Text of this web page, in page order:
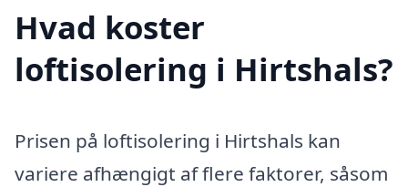
Hvad koster
loftisolering i Hirtshals?
Prisen på loftisolering i Hirtshals kan
variere afhængigt af flere faktorer, såsom